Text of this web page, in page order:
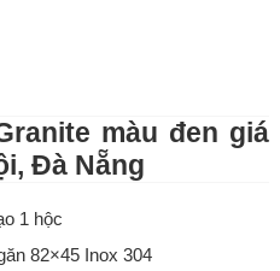
màu đen giá
Đà Nẵng
1 hộc
82×45 Inox 304